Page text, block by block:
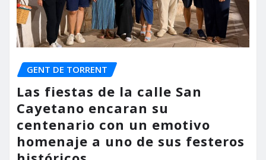
GENT DE TORRENT
Las fiestas de la calle San
Cayetano encaran su
centenario con un emotivo
homenaje a uno de sus festeros